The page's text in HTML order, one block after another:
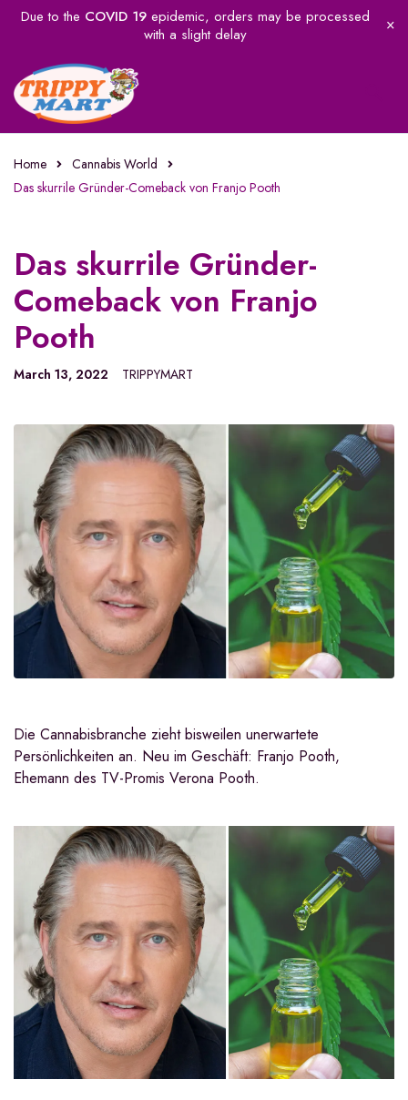
Due to the COVID 19epidemic, orders may be processed
with a slight delay
Home
Cannabis World
Das skurrile Gründer-Comeback von Franjo Pooth
Das skurrile Gründer-
Comeback von Franjo
Pooth
March 13, 2022 TRIPPYMART
Die Cannabisbranche zieht bisweilen unerwartete
Persönlichkeiten an. Neu im Geschäft: Franjo Pooth,
Ehemann des TV-Promis Verona Pooth.